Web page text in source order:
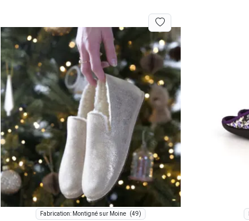
Fabrication: Montigné sur Moine (49)